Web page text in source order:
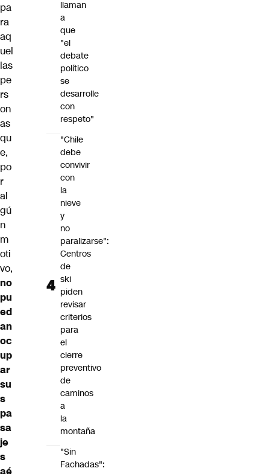
pa
ra
aq
uel
las
pe
rs
on
as
qu
e,
po
r
al
gú
n
m
oti
vo,
no
pu
ed
an
oc
up
ar
su
s
pa
sa
je
s
llaman
a
que
"el
debate
político
se
desarrolle
con
respeto"
"Chile
debe
convivir
con
la
nieve
y
no
paralizarse":
Centros
de
ski
piden
revisar
criterios
para
el
cierre
preventivo
de
caminos
a
la
montaña
"Sin
Fachadas":